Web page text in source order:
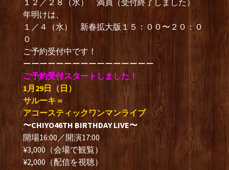
１２／２８（水） 満員（受付終了しました）
年明けは、
１／４（水） 新春拡大版１５：００〜２０：０
０
ご予約受付中です！
ーーーーーーーーーーーーーーーー
ご予約受付スタートしました！
1月29日（日）
サルーキ＝
アコースティックワンマンライブ
〜CHIYO46TH BIRTHDAY LIVE〜
開場16:00／開演17:00
¥3,000（会場で観覧）
¥2,000（配信を視聴）